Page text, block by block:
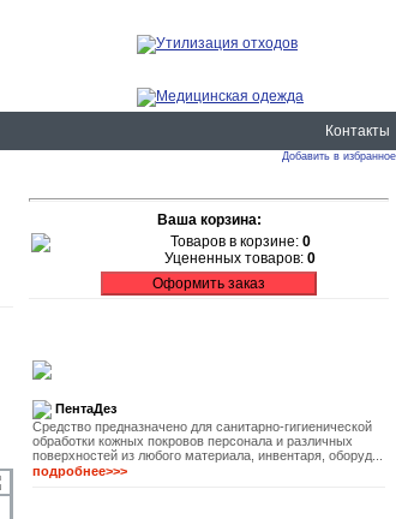
Контакты
Добавить в избранное
Ваша корзина:
Товаров в корзине: 0
Уцененных товаров: 0
ПентаДез
Средство предназначено для санитарно-гигиенической
обработки кожных покровов персонала и различных
поверхностей из любого материала, инвентаря, оборуд...
подробнее>>>